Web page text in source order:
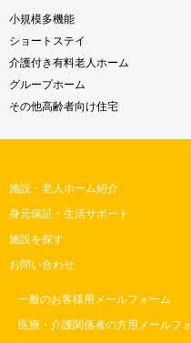
小規模多機能
ショートステイ
介護付き有料老人ホーム
グループホーム
その他高齢者向け住宅
施設・老人ホーム紹介
身元保証・生活サポート
施設を探す
お問い合わせ
一般のお客様用メールフォーム
医療・介護関係者の方用メールフォ